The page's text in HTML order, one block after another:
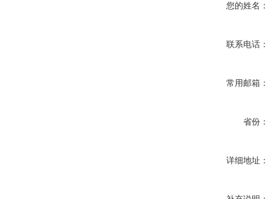
您的姓名：
联系电话：
常用邮箱：
省份：
详细地址：